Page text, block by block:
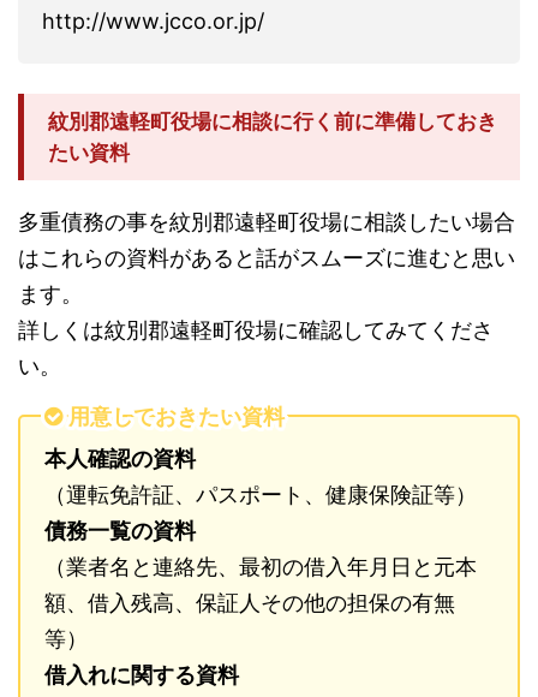
http://www.jcco.or.jp/
紋別郡遠軽町役場に相談に行く前に準備しておき
たい資料
多重債務の事を紋別郡遠軽町役場に相談したい場合
はこれらの資料があると話がスムーズに進むと思い
ます。
詳しくは紋別郡遠軽町役場に確認してみてくださ
い。
用意しておきたい資料
本人確認の資料
（運転免許証、パスポート、健康保険証等）
債務一覧の資料
（業者名と連絡先、最初の借入年月日と元本
額、借入残高、保証人その他の担保の有無
等）
借入れに関する資料